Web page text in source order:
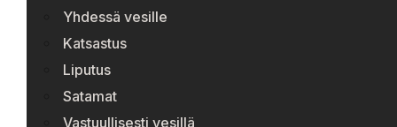
Yhdessä vesille
Katsastus
Liputus
Satamat
Vastuullisesti vesillä